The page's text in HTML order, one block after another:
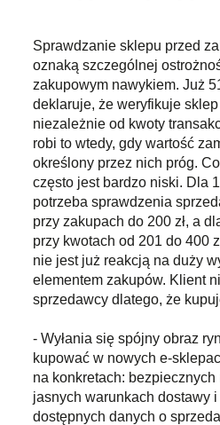
Sprawdzanie sklepu przed
oznaką szczególnej
zakupowym nawykiem. Już
deklaruje, że weryfikuje
niezależnie od kwoty
robi to wtedy, gdy wartość
określony przez nich próg.
często jest bardzo niski. Dla
potrzeba sprawdzenia
przy zakupach do 200 zł, a
przy kwotach od 201 do 400
nie jest już reakcją na duży
elementem zakupów. Klient
sprzedawcy dlatego, że
- Wyłania się spójny obraz
kupować w nowych e-
na konkretach: bezpiecznych
jasnych warunkach dostawy
dostępnych danych o